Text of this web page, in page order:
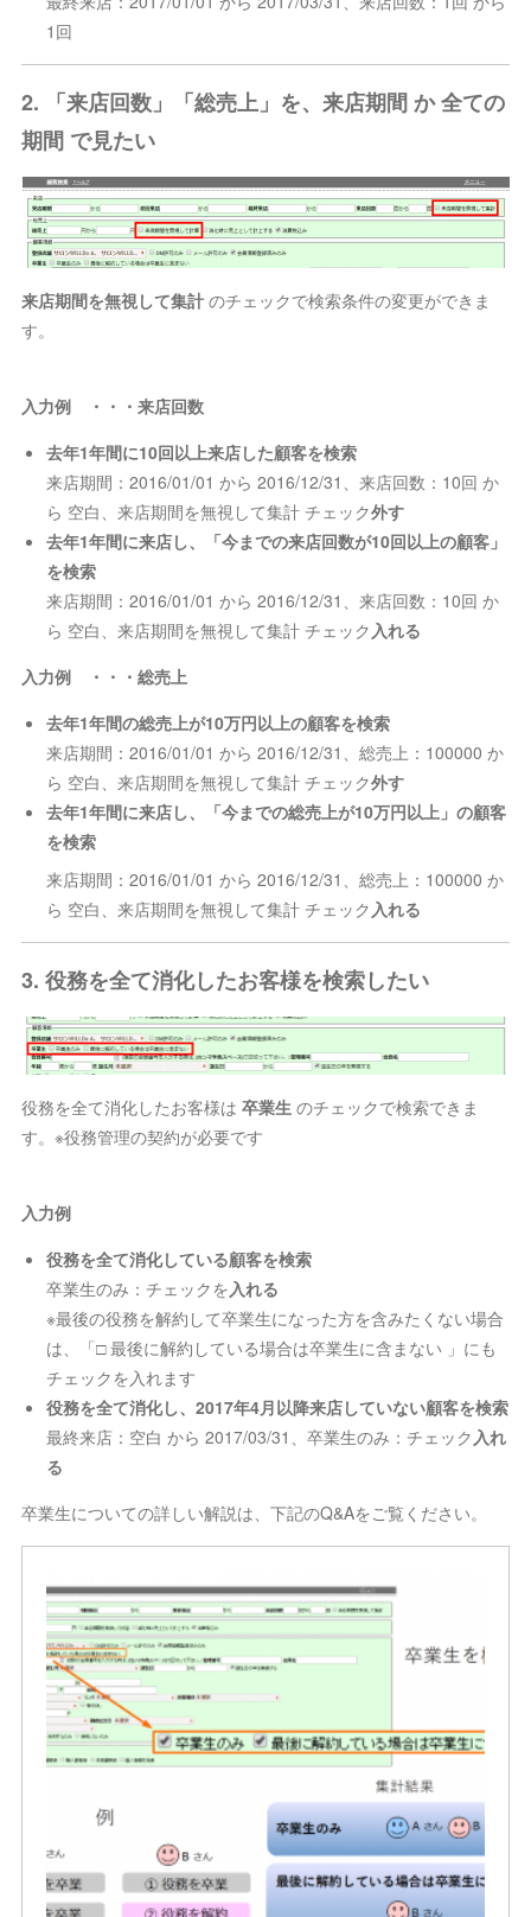
1回
2. 「来店回数」「総売上」を、来店期間 か 全ての
期間 で見たい
来店期間を無視して集計 のチェックで検索条件の変更ができま
す。
入力例 ・・・来店回数
去年1年間に10回以上来店した顧客を検索
来店期間：2016/01/01 から 2016/12/31、来店回数：10回 か
ら 空白、来店期間を無視して集計 チェック外す
去年1年間に来店し、「今までの来店回数が10回以上の顧客」
を検索
来店期間：2016/01/01 から 2016/12/31、来店回数：10回 か
ら 空白、来店期間を無視して集計 チェック入れる
入力例 ・・・総売上
去年1年間の総売上が10万円以上の顧客を検索
来店期間：2016/01/01 から 2016/12/31、総売上：100000 か
ら 空白、来店期間を無視して集計 チェック外す
去年1年間に来店し、「今までの総売上が10万円以上」の顧客
を検索
来店期間：2016/01/01 から 2016/12/31、総売上：100000 か
ら 空白、来店期間を無視して集計 チェック入れる
3. 役務を全て消化したお客様を検索したい
役務を全て消化したお客様は卒業生のチェックで検索できま
す。※役務管理の契約が必要です
入力例
役務を全て消化している顧客を検索
卒業生のみ：チェックを入れる
※最後の役務を解約して卒業生になった方を含みたくない場合
は、「□ 最後に解約している場合は卒業生に含まない 」にも
チェックを入れます
役務を全て消化し、2017年4月以降来店していない顧客を検索
最終来店：空白 から 2017/03/31、卒業生のみ：チェック入れ
る
卒業生についての詳しい解説は、下記のQ&Aをご覧ください。